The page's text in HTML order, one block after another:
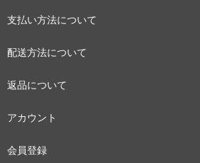
支払い方法について
配送方法について
返品について
アカウント
会員登録